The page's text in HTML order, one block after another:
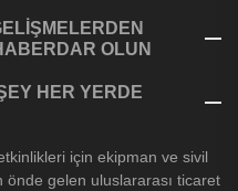
OLUN
HER YERDE
etkinlikleri için ekipman ve sivil
önde gelen uluslararası ticaret